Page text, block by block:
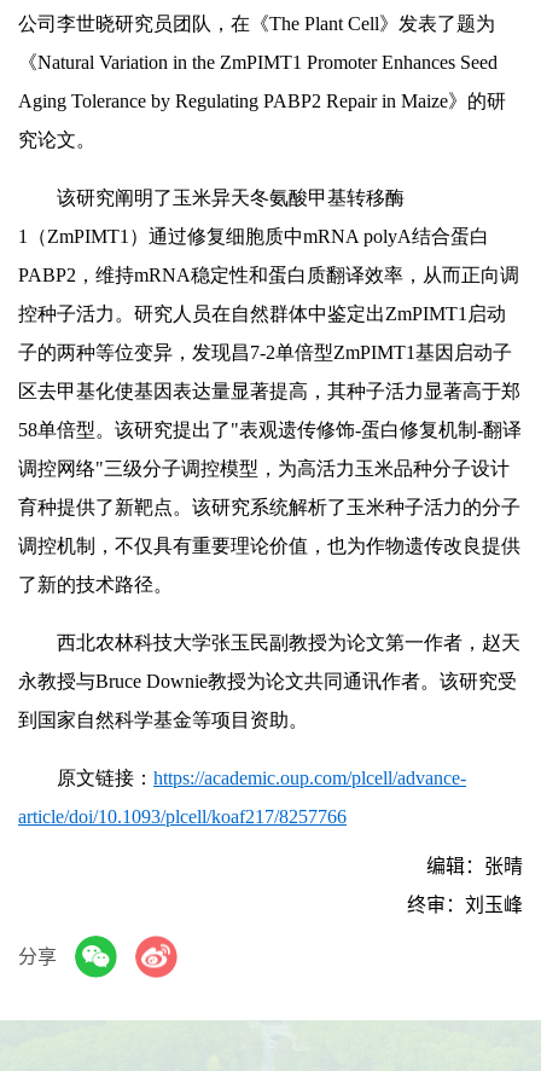
公司李世晓研究员团队，在《The Plant Cell》发表了题为
《Natural Variation in the ZmPIMT1 Promoter Enhances Seed
Aging Tolerance by Regulating PABP2 Repair in Maize》的研
究论文。
该研究阐明了玉米异天冬氨酸甲基转移酶
1（ZmPIMT1）通过修复细胞质中mRNA polyA结合蛋白
PABP2，维持mRNA稳定性和蛋白质翻译效率，从而正向调
控种子活力。研究人员在自然群体中鉴定出ZmPIMT1启动
子的两种等位变异，发现昌7-2单倍型ZmPIMT1基因启动子
区去甲基化使基因表达量显著提高，其种子活力显著高于郑
58单倍型。该研究提出了"表观遗传修饰-蛋白修复机制-翻译
调控网络"三级分子调控模型，为高活力玉米品种分子设计
育种提供了新靶点。该研究系统解析了玉米种子活力的分子
调控机制，不仅具有重要理论价值，也为作物遗传改良提供
了新的技术路径。
西北农林科技大学张玉民副教授为论文第一作者，赵天
永教授与Bruce Downie教授为论文共同通讯作者。该研究受
到国家自然科学基金等项目资助。
原文链接： https://academic.oup.com/plcell/advance-
article/doi/10.1093/plcell/koaf217/8257766
编辑：张晴
终审：刘玉峰
分享